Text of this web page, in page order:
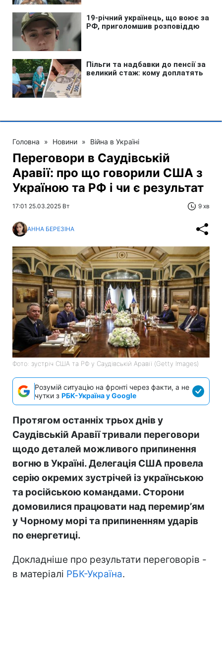
Головна » Новини » Війна в Україні
Переговори в Саудівській
Аравії: про що говорили США з
Україною та РФ і чи є результат
17:01 25.03.2025 Вт 9 хв
АННА БЕРЕЗІНА
Фото: зустріч США та РФ у Саудівській Аравії (Getty Images)
Розумій ситуацію на фронті через факти, а не
чутки з РБК-Україна у Google
Протягом останніх трьох днів у
Саудівській Аравії тривали переговори
щодо деталей можливого припинення
вогню в Україні. Делегація США провела
серію окремих зустрічей із українською
та російською командами. Сторони
домовилися працювати над перемирʼям
у Чорному морі та припиненням ударів
по енергетиці.
Докладніше про результати переговорів -
в матеріалі РБК-Україна.